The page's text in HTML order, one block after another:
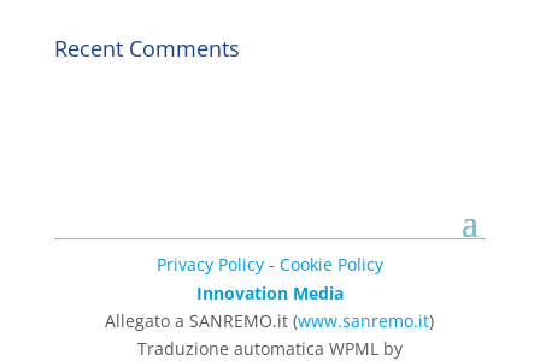
Recent Comments
Privacy Policy- Cookie Policy
Innovation Media
Allegato a SANREMO.it (www.sanremo.it)
Traduzione automatica WPML by